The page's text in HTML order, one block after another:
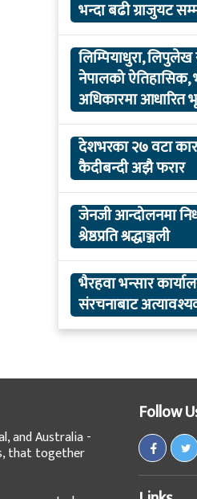
भन्दा बढी ग्राजुयट
लिम्पियाधुरा, लिपुलेख
नेपालको ऐतिहासिक,
अधिकारमा आधारित
देशभरका २७ वटा
कैदीबन्दी अझै फरार
जेनजी आन्दोलनमा
श्रेष्ठप्रति श्रद्धाञ्जली
भैरहवा भन्सार
संरचनाबाट
and Australia -
that together
Follow